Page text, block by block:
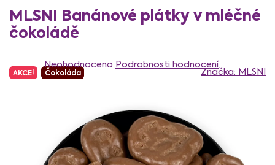
MLSNI Banánové plátky v mléčné
čokoládě
AKCE! Čokoláda
hodnocení
produktu
hvězdiček.
Neohodnoceno Podrobnosti hodnocení
Značka: MLSNI